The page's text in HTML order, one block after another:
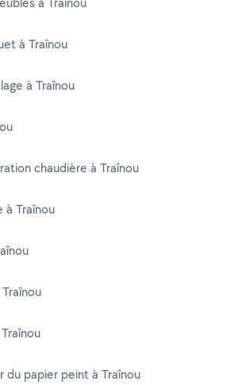
à Traînou
à Traînou
chaudière à Traînou
à Traînou
du papier peint à Traînou